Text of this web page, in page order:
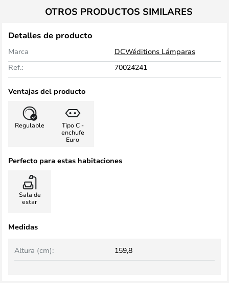
OTROS PRODUCTOS SIMILARES
Detalles de producto
Marca
DCWéditions Lámparas
Ref.:
70024241
Ventajas del producto
Regulable
Tipo C -
enchufe
Euro
Perfecto para estas habitaciones
Sala de
estar
Medidas
Altura (cm): 159,8